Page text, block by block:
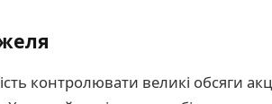
контролювати великі обсяги